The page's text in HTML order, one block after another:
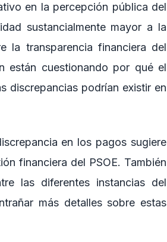
en la percepción pública del
sustancialmente mayor a la
la transparencia financiera del
están cuestionando por qué el
discrepancias podrían existir en
en los pagos sugiere
financiera del PSOE. También
las diferentes instancias del
más detalles sobre estas